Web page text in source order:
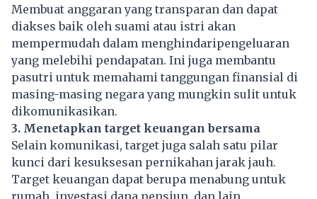
Membuat anggaran yang transparan dan dapat
diakses baik oleh suami atau istri akan
mempermudah dalam menghindaripengeluaran
yang melebihi pendapatan. Ini juga membantu
pasutri untuk memahami tanggungan finansial di
masing-masing negara yang mungkin sulit untuk
dikomunikasikan.
3. Menetapkan target keuangan bersama
Selain komunikasi, target juga salah satu pilar
kunci dari kesuksesan pernikahan jarak jauh.
Target keuangan dapat berupa menabung untuk
rumah, investasi dana pensiun, dan lain